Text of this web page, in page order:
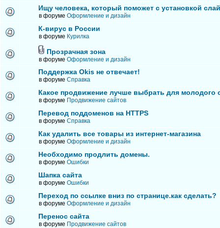
Ищу человека, который поможет с установкой
в форуме Оформление и дизайн
К-вирус в России
в форуме Курилка
Прозрачная зона
в форуме Оформление и дизайн
Поддержка Okis не отвечает!
в форуме Справка
Какое продвижение лучше выбрать для молодого
в форуме Продвижение сайтов
Перевод поддоменов на HTTPS
в форуме Справка
Как удалить все товары из интернет-магазина
в форуме Оформление и дизайн
Необходимо продлить домены.
в форуме Ошибки
Шапка сайта
в форуме Ошибки
Переход по ссылке вниз по странице.как сделать?
в форуме Оформление и дизайн
Перенос сайта
в форуме Продвижение сайтов